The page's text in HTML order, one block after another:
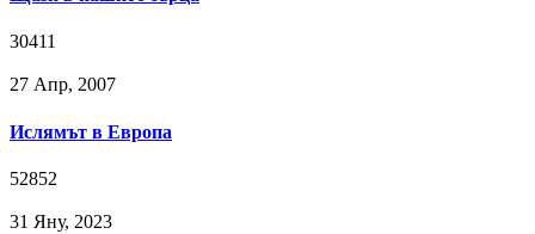
30411
27 Апр, 2007
Ислямът в Европа
52852
31 Яну, 2023